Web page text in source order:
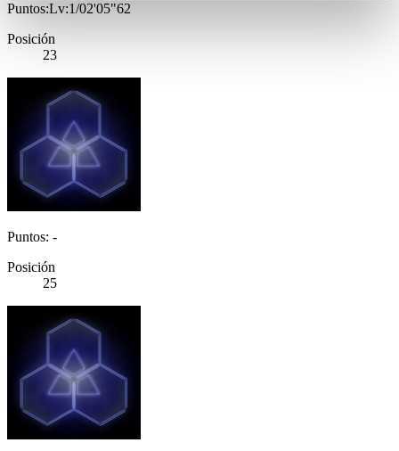
Puntos:Lv:1/02'05"62
Posición
23
Puntos: -
Posición
25